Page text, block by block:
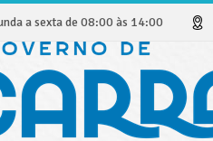
a sexta de 08:00 às 14:00